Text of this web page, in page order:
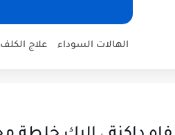
الهالات السوداء علاج الكلف